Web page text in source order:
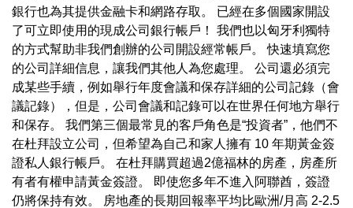
銀行也為其提供金融卡和網路存取。 已經在多個國家開設
了可立即使用的現成公司銀行帳戶！ 我們也以匈牙利獨特
的方式幫助非我們創辦的公司開設經常帳戶。 快速填寫您
的公司詳細信息，讓我們其他人為您處理。 公司還必須完
成某些手續，例如舉行年度會議和保存詳細的公司記錄（會
議記錄），但是，公司會議和記錄可以在世界任何地方舉行
和保存。 我們第三個最常見的客戶角色是“投資者”，他們不
在杜拜設立公司，但希望為自己和家人擁有 10 年期黃金簽
證私人銀行帳戶。 在杜拜購買超過2億福林的房產，房產所
有者有權申請黃金簽證。 即使您多年不進入阿聯酋，簽證
仍將保持有效。 房地產的長期回報率平均比歐洲/月高 2-2.5